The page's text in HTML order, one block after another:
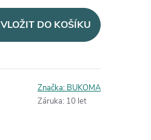
VLOŽIT DO KOŠÍKU
Značka: BUKOMA
Záruka: 10 let